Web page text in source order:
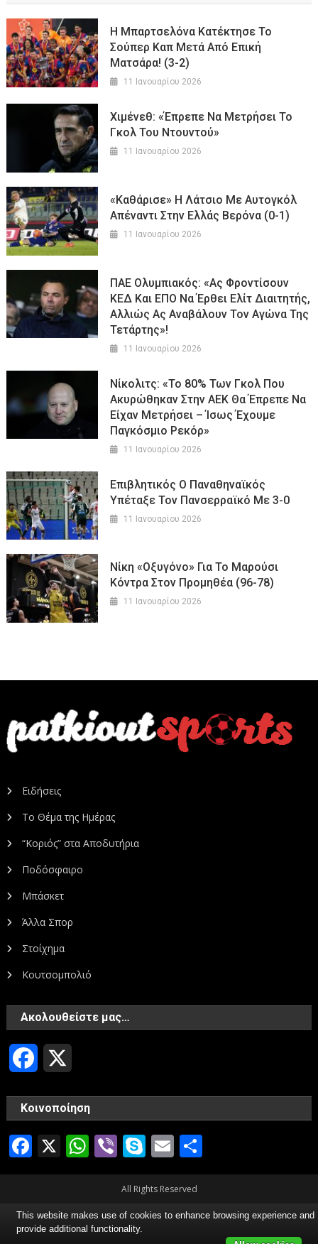
Η Μπαρτσελόνα Κατέκτησε Το
Σούπερ Καπ Μετά Από Επική
Ματσάρα! (3-2)
11 Ιανουαρίου 2026
Χιμένεθ: «Έπρεπε Να Μετρήσει Το
Γκολ Του Ντουντού»
11 Ιανουαρίου 2026
«Καθάρισε» Η Λάτσιο Με Αυτογκόλ
Απέναντι Στην Ελλάς Βερόνα (0-1)
11 Ιανουαρίου 2026
ΠΑΕ Ολυμπιακός: «Ας Φροντίσουν
ΚΕΔ Και ΕΠΟ Να Έρθει Ελίτ Διαιτητής,
Αλλιώς Ας Αναβάλουν Τον Αγώνα Της
Τετάρτης»!
11 Ιανουαρίου 2026
Νίκολιτς: «Το 80% Των Γκολ Που
Ακυρώθηκαν Στην ΑΕΚ Θα Έπρεπε Να
Είχαν Μετρήσει – Ίσως Έχουμε
Παγκόσμιο Ρεκόρ»
11 Ιανουαρίου 2026
Επιβλητικός Ο Παναθηναϊκός
Υπέταξε Τον Πανσερραϊκό Με 3-0
11 Ιανουαρίου 2026
Νίκη «οξυγόνο» Για Το Μαρούσι
Κόντρα Στον Προμηθέα (96-78)
11 Ιανουαρίου 2026
Ειδήσεις
Το Θέμα της Ημέρας
“Κοριός” στα Αποδυτήρια
Ποδόσφαιρο
Μπάσκετ
Άλλα Σπορ
Στοίχημα
Κουτσομπολιό
Ακολουθείστε μας…
Facebook
Κοινοποίηση
Facebook
X WhatsApp
ViberSkype
Email
All Rights Reserved
This website makes use of cookies to enhance browsing experience and
provide additional functionality.